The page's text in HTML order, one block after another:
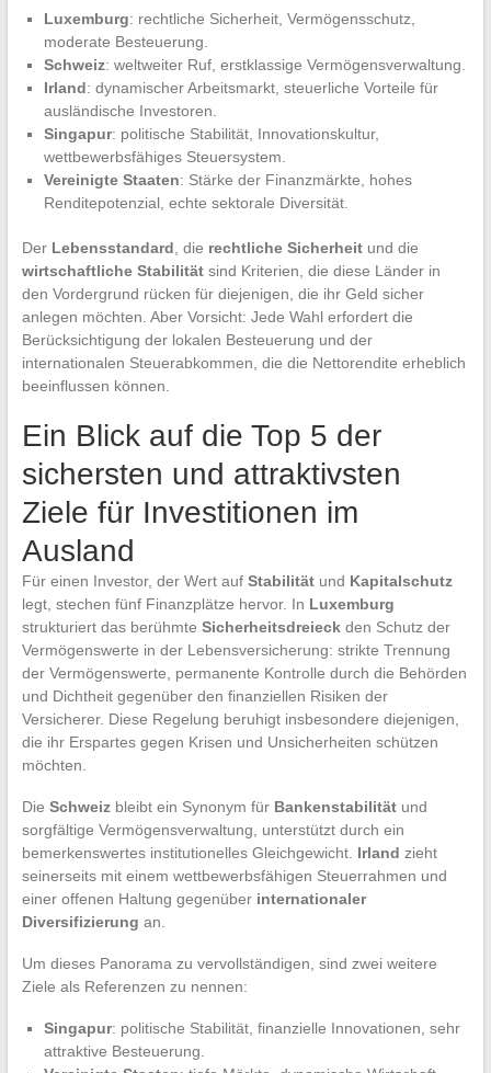
Luxemburg: rechtliche Sicherheit, Vermögensschutz,
moderate Besteuerung.
Schweiz: weltweiter Ruf, erstklassige Vermögensverwaltung.
Irland: dynamischer Arbeitsmarkt, steuerliche Vorteile für
ausländische Investoren.
Singapur: politische Stabilität, Innovationskultur,
wettbewerbsfähiges Steuersystem.
Vereinigte Staaten: Stärke der Finanzmärkte, hohes
Renditepotenzial, echte sektorale Diversität.
Der Lebensstandard , die rechtliche Sicherheitund die
wirtschaftliche Stabilitätsind Kriterien, die diese Länder in
den Vordergrund rücken für diejenigen, die ihr Geld sicher
anlegen möchten. Aber Vorsicht: Jede Wahl erfordert die
Berücksichtigung der lokalen Besteuerung und der
internationalen Steuerabkommen, die die Nettorendite erheblich
beeinflussen können.
Ein Blick auf die Top 5 der
sichersten und attraktivsten
Ziele für Investitionen im
Ausland
Für einen Investor, der Wert auf Stabilitätund Kapitalschutz
legt, stechen fünf Finanzplätze hervor. In Luxemburg
strukturiert das berühmte Sicherheitsdreieckden Schutz der
Vermögenswerte in der Lebensversicherung: strikte Trennung
der Vermögenswerte, permanente Kontrolle durch die Behörden
und Dichtheit gegenüber den finanziellen Risiken der
Versicherer. Diese Regelung beruhigt insbesondere diejenigen,
die ihr Erspartes gegen Krisen und Unsicherheiten schützen
möchten.
Die Schweizbleibt ein Synonym für Bankenstabilitätund
sorgfältige Vermögensverwaltung, unterstützt durch ein
bemerkenswertes institutionelles Gleichgewicht. Irland zieht
seinerseits mit einem wettbewerbsfähigen Steuerrahmen und
einer offenen Haltung gegenüber internationaler
Diversifizierung an.
Um dieses Panorama zu vervollständigen, sind zwei weitere
Ziele als Referenzen zu nennen:
Singapur: politische Stabilität, finanzielle Innovationen, sehr
attraktive Besteuerung.